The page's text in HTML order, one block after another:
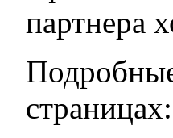
партнера
страницах: